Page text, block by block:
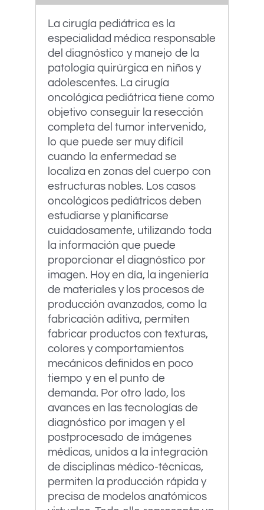
La cirugía pediátrica es la
especialidad médica responsable
del diagnóstico y manejo de la
patología quirúrgica en niños y
adolescentes. La cirugía
oncológica pediátrica tiene como
objetivo conseguir la resección
completa del tumor intervenido,
lo que puede ser muy difícil
cuando la enfermedad se
localiza en zonas del cuerpo con
estructuras nobles. Los casos
oncológicos pediátricos deben
estudiarse y planificarse
cuidadosamente, utilizando toda
la información que puede
proporcionar el diagnóstico por
imagen. Hoy en día, la ingeniería
de materiales y los procesos de
producción avanzados, como la
fabricación aditiva, permiten
fabricar productos con texturas,
colores y comportamientos
mecánicos definidos en poco
tiempo y en el punto de
demanda. Por otro lado, los
avances en las tecnologías de
diagnóstico por imagen y el
postprocesado de imágenes
médicas, unidos a la integración
de disciplinas médico-técnicas,
permiten la producción rápida y
precisa de modelos anatómicos